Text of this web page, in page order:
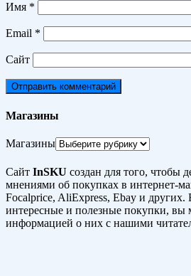
Имя *
Email *
Сайт
Магазины
Магазины
Сайт InSKU создан для того, чтобы
мнениями об покупках в интернет-
Focalprice, AliExpress, Ebay и других.
интересные и полезные покупки, вы
информацией о них с нашими